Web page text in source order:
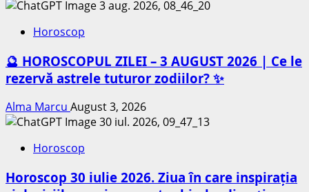
Horoscop
🔮 HOROSCOPUL ZILEI – 3 AUGUST 2026 | Ce le
rezervă astrele tuturor zodiilor? ✨
Alma Marcu August 3, 2026
Horoscop
Horoscop 30 iulie 2026. Ziua în care inspirația